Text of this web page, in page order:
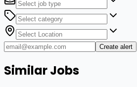
Create alert
Similar Jobs